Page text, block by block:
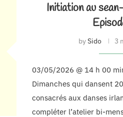
Initiation au
bySido 3
03/05/2026 @ 14 h 00
Dimanches qui dansent
consacrés aux danses
compléter l’atelier bi-